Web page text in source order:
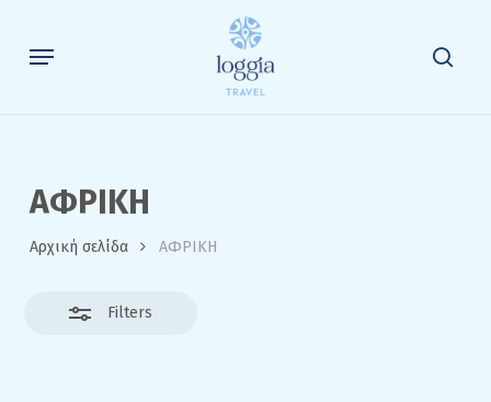
main
Menu
ΑΦΡΙΚΗ
Αρχική σελίδα ΑΦΡΙΚΗ
Filters
Close
Filters